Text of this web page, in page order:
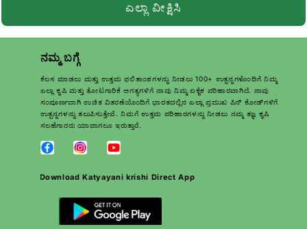
ಎಲ್ಲಾ ವೀಕ್ಷಿಸಿ
ನಮ್ಮ ಬಗ್ಗೆ
ಕೆಲಸ ಮಾಡಲು ಮತ್ತು ಉತ್ತಮ ಫಲಿತಾಂಶಗಳನ್ನು ನೀಡಲು 100+ ಉತ್ಪನ್ನಗಳೊಂದಿಗೆ ನಿಮ್ಮ
ಎಲ್ಲಾ ಕೃಷಿ ಮತ್ತು ತೋಟಗಾರಿಕೆ ಅಗತ್ಯಗಳಿಗೆ ನಾವು ನಿಮ್ಮ ಏಕೈಕ ಪರಿಹಾರವಾಗಿದೆ. ನಾವು
ಸಂಪೂರ್ಣವಾಗಿ ಉಚಿತ ವಿತರಣೆಯೊಂದಿಗೆ ಭಾರತದಲ್ಲಿನ ಎಲ್ಲಾ ಪ್ರಮುಖ ಪಿನ್ ಕೋಡ್‌ಗಳಿಗೆ
ಉತ್ಪನ್ನಗಳನ್ನು ತಲುಪಿಸುತ್ತೇವೆ. ನಿಮಗೆ ಉತ್ತಮ ಪರಿಹಾರಗಳನ್ನು ನೀಡಲು ನಮ್ಮ ತಜ್ಞ ಕೃಷಿ
ಸಲಹೆಗಾರರು ಯಾವಾಗಲೂ ಇರುತ್ತಾರೆ.
Download Katyayani krishi Direct App